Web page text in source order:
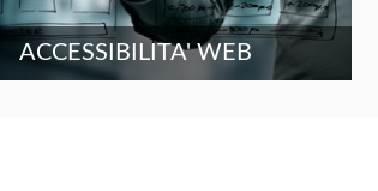
ACCESSIBILITA' WEB